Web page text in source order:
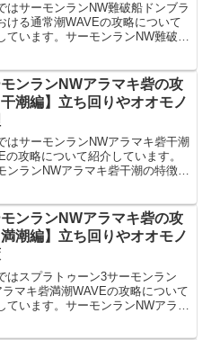
はサーモンランNW難破船ドンブラ
ける通常潮WAVEの攻略について
ています。サーモンランNW難破船
かなり難易度が高いステージで
下から船上に...
ンランNWアラマキ砦の攻
潮編】立ち回りやオオモノ
はサーモンランNWアラマキ砦干潮
の攻略について紹介しています。
ンランNWアラマキ砦干潮の特徴ア
の4本で繋がっているステージで
レイヤーが...
ンランNWアラマキ砦の攻
潮編】立ち回りやオオモノ
はスプラトゥーン3サーモンラン
ラマキ砦満潮WAVEの攻略について
ています。サーモンランNWアラマ